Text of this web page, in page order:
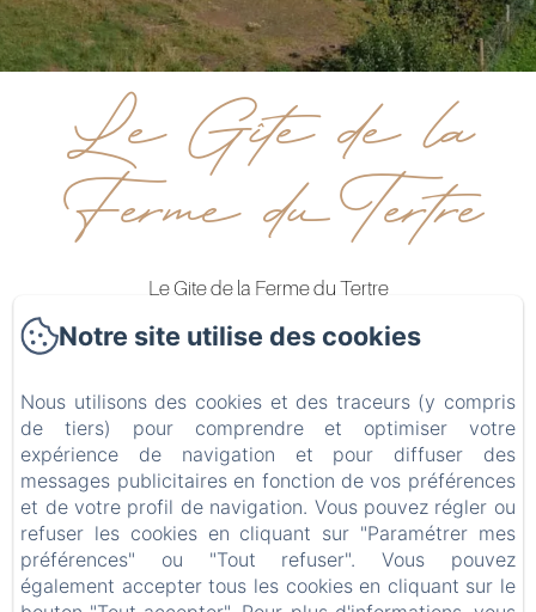
Le Gîte de la
Ferme du Tertre
Le Gite de la Ferme du Tertre
501 rue de fressain
0680434863
Contactez nous
Accueil
Hébergements
Bien-être
Galerie photos
Notre site utilise des cookies
Nous utilisons des cookies et des traceurs (y compris
de tiers) pour comprendre et optimiser votre
expérience de navigation et pour diffuser des
messages publicitaires en fonction de vos préférences
et de votre profil de navigation. Vous pouvez régler ou
refuser les cookies en cliquant sur "Paramétrer mes
préférences" ou "Tout refuser". Vous pouvez
également accepter tous les cookies en cliquant sur le